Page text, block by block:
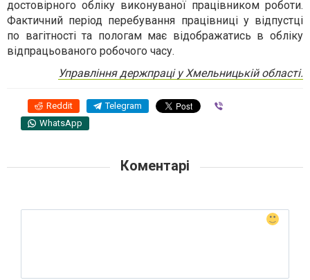
достовірного обліку виконуваної працівником роботи.
Фактичний період перебування працівниці у відпустці
по вагітності та пологам має відображатись в обліку
відпрацьованого робочого часу.
Управління держпраці у Хмельницькій області.
Reddit Telegram
WhatsApp
Коментарі